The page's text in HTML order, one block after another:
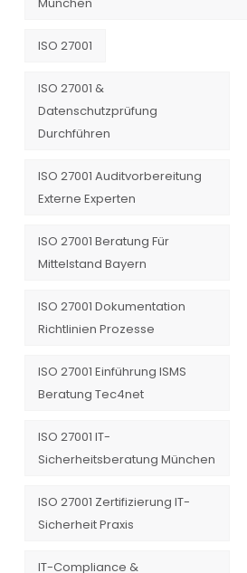
ISO 27001
ISO 27001 &
Datenschutzprüfung
Durchführen
ISO 27001 Auditvorbereitung
Externe Experten
ISO 27001 Beratung Für
Mittelstand Bayern
ISO 27001 Dokumentation
Richtlinien Prozesse
ISO 27001 Einführung ISMS
Beratung Tec4net
ISO 27001 IT-
Sicherheitsberatung München
ISO 27001 Zertifizierung IT-
Sicherheit Praxis
IT-Compliance &